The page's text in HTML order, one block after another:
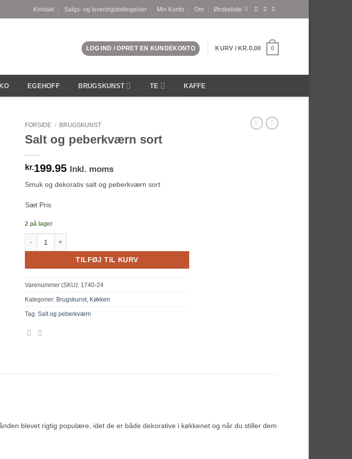
Kontakt Salgs- og leveringsbetingelser Min Konto Om Ønskeliste
LOG IND / OPRET EN KUNDEKONTO KURV / KR.0.00 0
EGEHOFF BRUGSKUNST TE KAFFE
FORSIDE / BRUGSKUNST
Salt og peberkværn sort
kr.199.95 Inkl. moms
Smuk og dekorativ salt og peberkværn sort
Sæt Pris
2 på lager
TILFØJ TIL KURV
Varenummer (SKU): 1740-24
Kategorier: Brugskunst, Køkken
Tag: Salt og peberkværn
blevet rigtig populære, idet de er både dekorative i køkkenet og når du stiller dem